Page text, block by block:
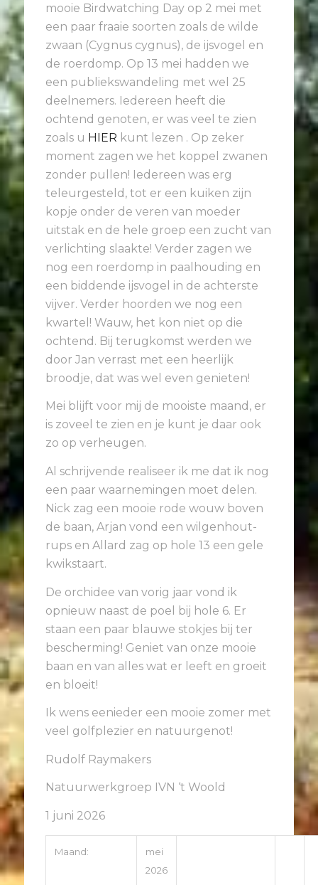
mooie Birdwatching Day op 2 mei met
een paar fraaie soorten zoals de wilde
zwaan (Cygnus cygnus), de ijsvogel en
de roerdomp. Op 13 mei hadden we
een publiekswandeling met wel 25
deelnemers. Iedereen heeft die
ochtend genoten, er was veel te zien
zoals u HIER kunt lezen . Op zeker
moment zagen we het koppel zwanen
zonder pullen! Iedereen was erg
teleurgesteld, tot er een kuiken zijn
kopje onder de veren van moeder
uitstak en de hele groep een zucht van
verlichting slaakte! Verder zagen we
nog een roerdomp in paalhouding en
een biddende ijsvogel in de achterste
vijver. Verder hoorden we nog een
kwartel! Wauw, het kon niet op die
ochtend. Bij terugkomst werden we
door Jan verrast met een heerlijk
broodje, dat was wel even genieten!
Mei blijft voor mij de mooiste maand, er
is zoveel te zien en je kunt je daar ook
zo op verheugen.
Al schrijvende realiseer ik me dat ik nog
een paar waarnemingen moet delen.
Nick zag een mooie rode wouw boven
de baan, Arjan vond een wilgenhout-
rups en Allard zag op hole 13 een gele
kwikstaart.
De orchidee van vorig jaar vond ik
opnieuw naast de poel bij hole 6. Er
staan een paar blauwe stokjes bij ter
bescherming! Geniet van onze mooie
baan en van alles wat er leeft en groeit
en bloeit!
Ik wens eenieder een mooie zomer met
veel golfplezier en natuurgenot!
Rudolf Raymakers
Natuurwerkgroep IVN ‘t Woold
1 juni 2026
Maand:
mei
2026